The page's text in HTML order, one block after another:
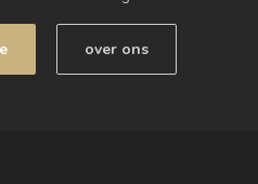
over ons